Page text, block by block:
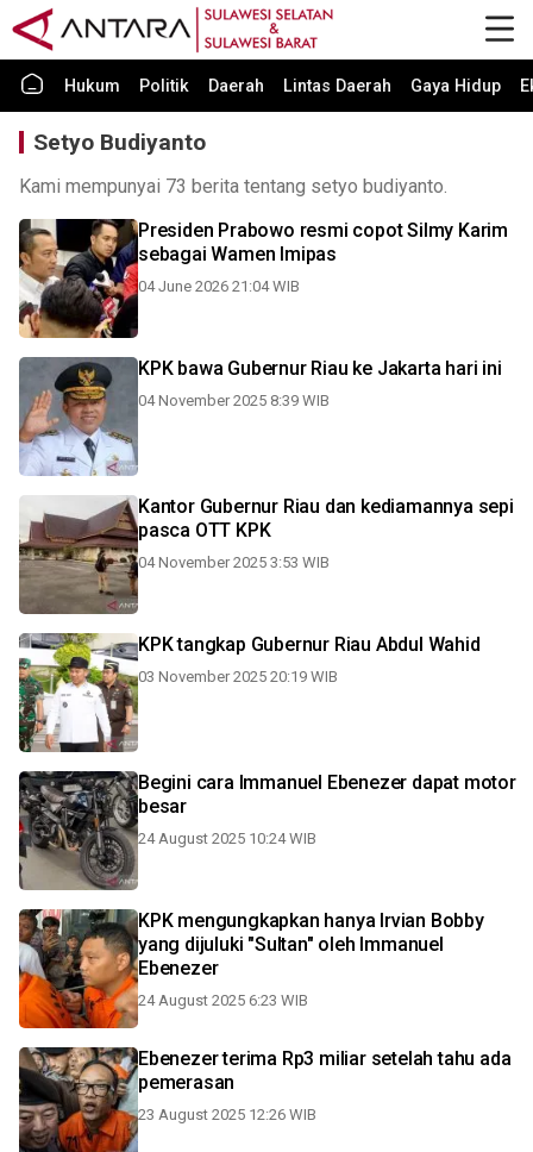
Hukum Politik Daerah Lintas Daerah Gaya Hidup
Setyo Budiyanto
Kami mempunyai 73 berita tentang setyo budiyanto.
Presiden Prabowo resmi copot Silmy Karim
sebagai Wamen Imipas
04 June 2026 21:04 WIB
KPK bawa Gubernur Riau ke Jakarta hari ini
04 November 2025 8:39 WIB
Kantor Gubernur Riau dan kediamannya sepi
pasca OTT KPK
04 November 2025 3:53 WIB
KPK tangkap Gubernur Riau Abdul Wahid
03 November 2025 20:19 WIB
Begini cara Immanuel Ebenezer dapat motor
besar
24 August 2025 10:24 WIB
KPK mengungkapkan hanya Irvian Bobby
yang dijuluki "Sultan" oleh Immanuel
Ebenezer
24 August 2025 6:23 WIB
Ebenezer terima Rp3 miliar setelah tahu ada
pemerasan
23 August 2025 12:26 WIB